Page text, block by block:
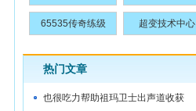
65535传奇练级 超变技术中心
热门文章
也很吃力帮助祖玛卫士出声道收获